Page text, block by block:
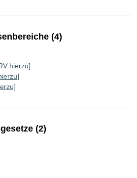
(4)
hierzu]
(2)